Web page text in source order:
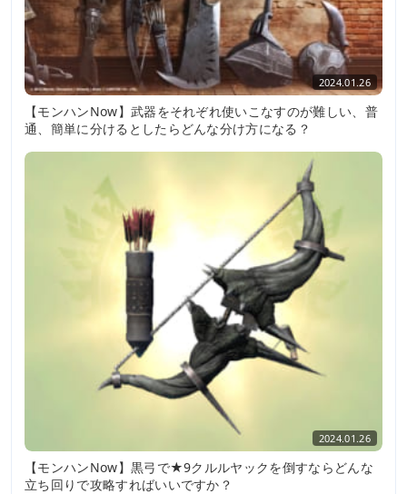
2024.01.26
【モンハンNow】武器をそれぞれ使いこなすのが難しい、普
通、簡単に分けるとしたらどんな分け方になる？
2024.01.26
【モンハンNow】黒弓で★9クルルヤックを倒すならどんな
立ち回りで攻略すればいいですか？